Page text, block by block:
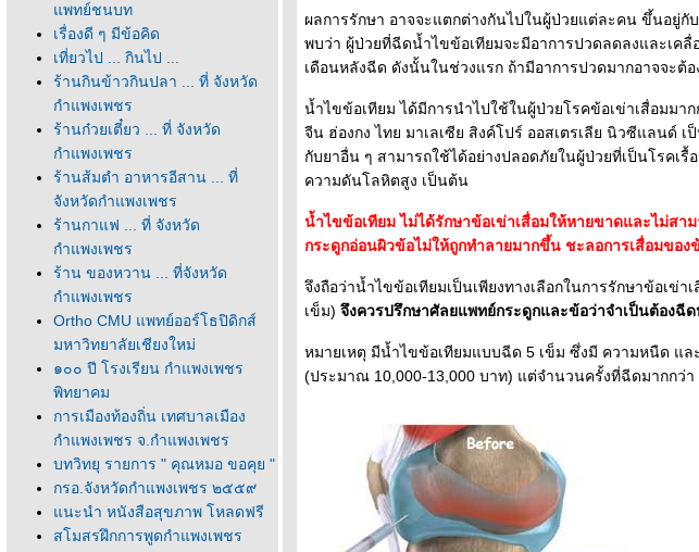
พทย์ชนบท
เรื่องดี ๆ มีข้อคิด
เที่ยวไป ... กินไป ...
ร้านกินข้าวกินปลา ... ที่ จังหวัด
กำแพงเพชร
ร้านก๋วยเตี๋ยว ... ที่ จังหวัด
กำแพงเพชร
ร้านส้มตำ อาหารอีสาน ... ที่
จังหวัดกำแพงเพชร
ร้านกาแฟ ... ที่ จังหวัด
กำแพงเพชร
ร้าน ของหวาน ... ที่จังหวัด
กำแพงเพชร
Ortho CMU แพทย์ออร์โธปิดิกส์
มหาวิทยาลัยเชียงใหม่
๑๐๐ ปี โรงเรียน กำแพงเพชร
พิทยาคม
การเมืองท้องถิ่น เทศบาลเมือง
กำแพงเพชร จ.กำแพงเพชร
บทวิทยุ รายการ " คุณหมอ ขอคุย "
กรอ.จังหวัดกำแพงเพชร ๒๕๕๙
นะนำ หนังสือสุขภาพ โหลดฟรี
สโมสรฝึกการพูดกำแพงเพชร
ผลการรักษา อาจจะแตกต่างกันไปในผู้ป่วยแต่ละคน ขึ้นอยู่กั
พบว่า ผู้ป่วยที่ฉีดน้ำไขข้อเทียมจะมีอาการปวดลดลงและเค
เดือนหลังฉีด ดังนั้นในช่วงแรก ถ้ามีอาการปวดมากอาจจะ
น้ำไขข้อเทียม ได้มีการนำไปใช้ในผู้ป่วยโรคข้อเข่าเสื่อมมา
จีน ฮ่องกง ไทย มาเลเซีย สิงค์โปร์ ออสเตรเลีย นิวซีแลนด์
กับยาอื่น ๆ สามารถใช้ได้อย่างปลอดภัยในผู้ป่วยที่เป็นโรคเ
ความดันโลหิตสูง เป็นต้น
น้ำไขข้อเทียม ไม่ได้รักษาข้อเข่าเสื่อมให้หายขาดและไม่สา
กระดูกอ่อนผิวข้อไม่ให้ถูกทำลายมากขึ้น ชะลอการเสื่อมขอ
จึงถือว่าน้ำไขข้อเทียมเป็นเพียงทางเลือกในการรักษาข้อเข่
เข็ม) จึงควรปรึกษาศัลยแพทย์กระดูกและข้อว่าจำเป็นต้องฉีด
หมายเหตุ มีน้ำไขข้อเทียมแบบฉีด 5 เข็ม ซึ่งมี ความหนืด แ
(ประมาณ 10,000-13,000 บาท) แต่จำนวนครั้งที่ฉีดมากกว่า